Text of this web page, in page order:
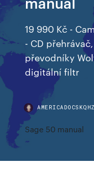
19 990 Kč -
- CD
převodníky
digitální filtr
Sage 50 manual